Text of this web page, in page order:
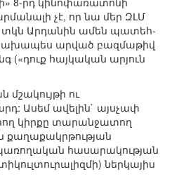
չէ, որ նա մեր ԶԼՄ
տկն Արդանին ամեն պատեհ-
նախապես արված բազմաթիվ
հայկական արյուն
ու
Ասեմ ավելին` այսչափ
կիրքը տարանջատող
քաղաքակրթության
հասարակության
ներկայիս